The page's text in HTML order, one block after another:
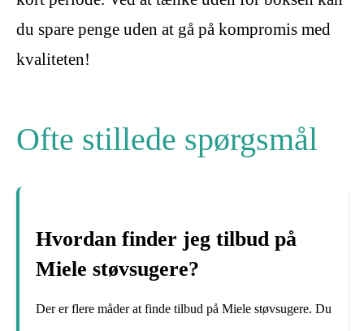
du spare penge uden at gå på kompromis med
kvaliteten!
Ofte stillede spørgsmål
Hvordan finder jeg tilbud på
Miele støvsugere?
Der er flere måder at finde tilbud på Miele støvsugere. Du